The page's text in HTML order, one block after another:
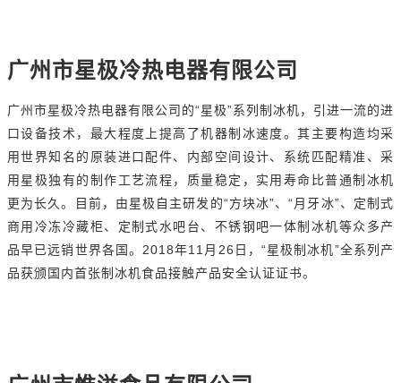
广州市星极冷热电器有限公司
广州市星极冷热电器有限公司的“ 星极”系列制冰机，引进一流的进
口设备技术，最大程度上提高了机器制冰速度。其主要构造均采
用世界知名的原装进口配件、内部空间设计、系统匹配精准、采
用星极独有的制作工艺流程，质量稳定，实用寿命比普通制冰机
更为长久。目前，由星极自主研发的“ 方块冰”、“ 月牙冰”、定制式
商用冷冻冷藏柜、定制式水吧台、不锈钢吧一体制冰机等众多产
品早已远销世界各国。 2018年11 月 26 日， “ 星极制冰机”全系列产
品获颁国内首张制冰机食品接触产品安全认证证书。